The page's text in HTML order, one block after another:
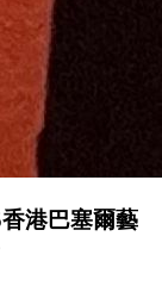
港巴塞爾藝